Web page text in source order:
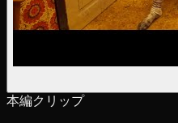
本編クリップ